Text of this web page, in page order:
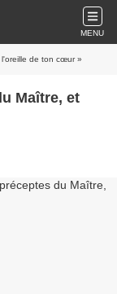
MENU
de ton cœur »
Maître, et